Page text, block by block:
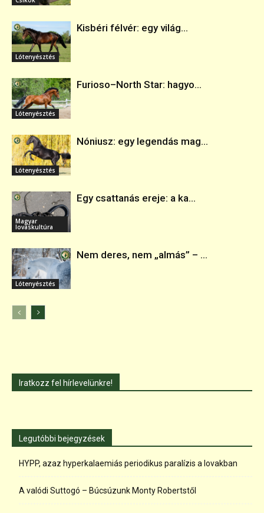
Lótenyésztés
Kisbéri félvér: egy világ...
Lótenyésztés
Furioso–North Star: hagyo...
Lótenyésztés
Nóniusz: egy legendás mag...
Magyar
lovaskultúra
Egy csattanás ereje: a ka...
Lótenyésztés
Nem deres, nem „almás” – ...
Iratkozz fel hírlevelünkre!
Legutóbbi bejegyzések
HYPP, azaz hyperkalaemiás periodikus paralízis a lovakban
A valódi Suttogó – Búcsúzunk Monty Robertstől